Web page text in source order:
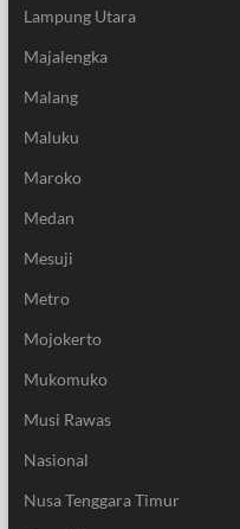
Lampung Utara
Majalengka
Malang
Maluku
Maroko
Medan
Mesuji
Metro
Mojokerto
Mukomuko
Musi Rawas
Nasional
Nusa Tenggara Timur